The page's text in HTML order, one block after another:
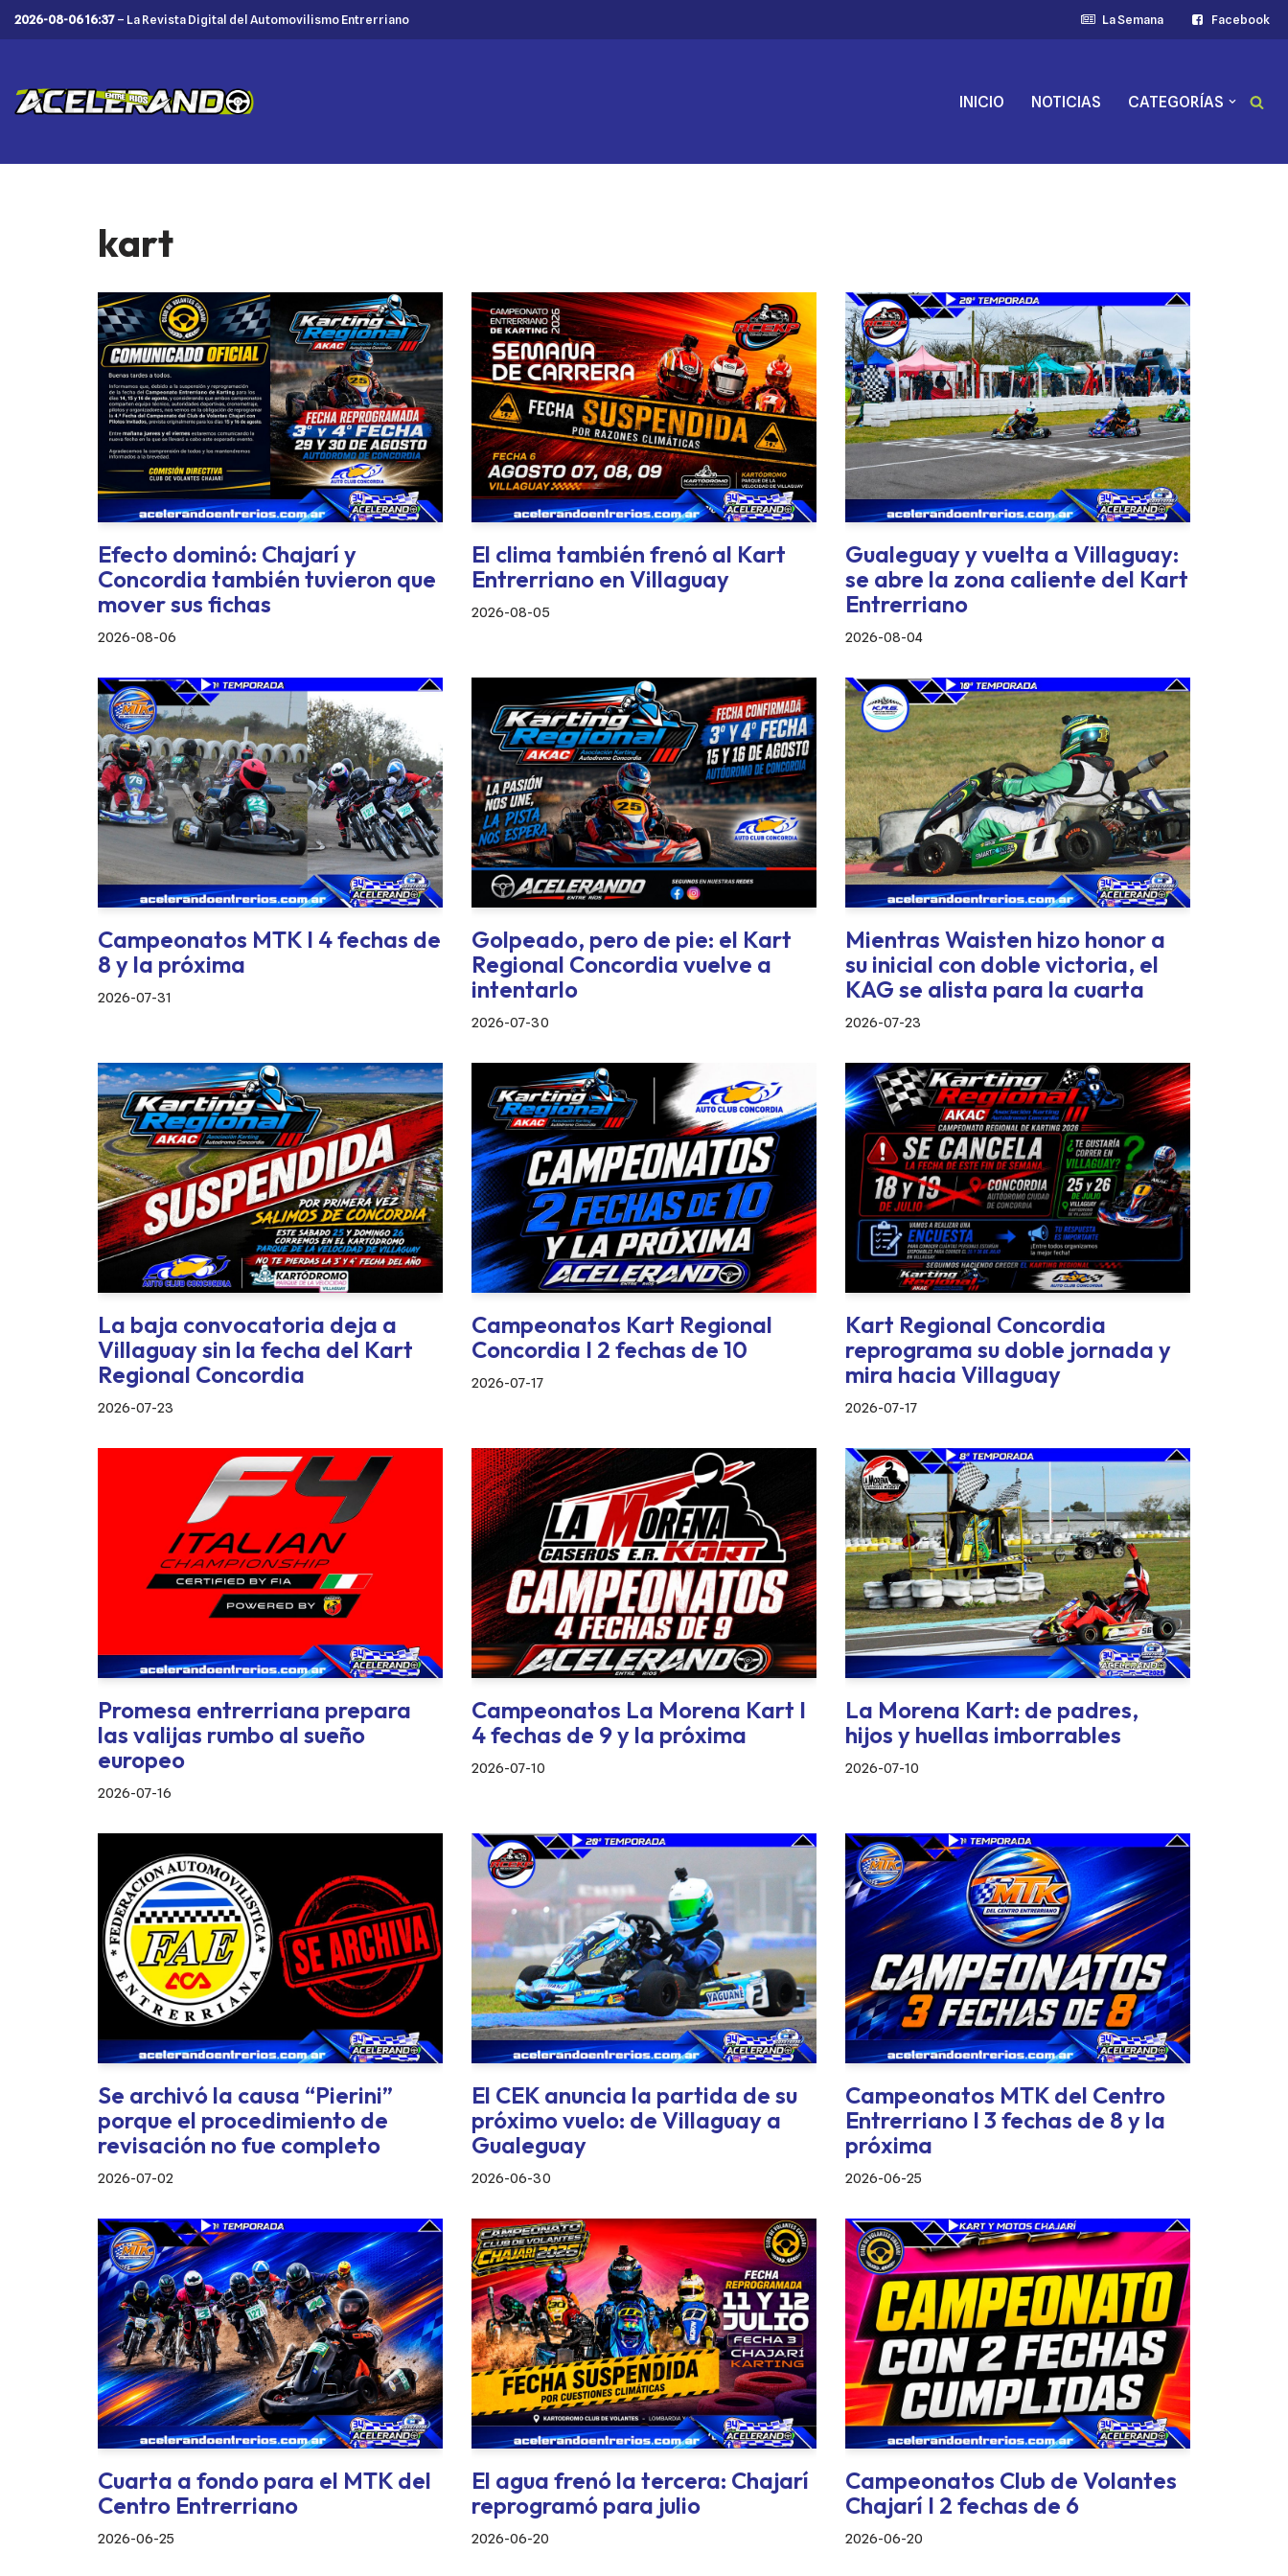
contenido
2026-08-06 16:37 – La Revista Digital del Automovilismo Entrerriano La Semana Facebook
INICIO NOTICIAS CATEGORÍAS
kart
Efecto dominó: Chajarí y
Concordia también tuvieron que
mover sus fichas
2026-08-06
El clima también frenó al Kart
Entrerriano en Villaguay
2026-08-05
Gualeguay y vuelta a Villaguay:
se abre la zona caliente del Kart
Entrerriano
2026-08-04
Campeonatos MTK I 4 fechas de
8 y la próxima
2026-07-31
Golpeado, pero de pie: el Kart
Regional Concordia vuelve a
intentarlo
2026-07-30
Mientras Waisten hizo honor a
su inicial con doble victoria, el
KAG se alista para la cuarta
2026-07-23
La baja convocatoria deja a
Villaguay sin la fecha del Kart
Regional Concordia
2026-07-23
Campeonatos Kart Regional
Concordia I 2 fechas de 10
2026-07-17
Kart Regional Concordia
reprograma su doble jornada y
mira hacia Villaguay
2026-07-17
Promesa entrerriana prepara
las valijas rumbo al sueño
europeo
2026-07-16
Campeonatos La Morena Kart I
4 fechas de 9 y la próxima
2026-07-10
La Morena Kart: de padres,
hijos y huellas imborrables
2026-07-10
Se archivó la causa “Pierini”
porque el procedimiento de
revisación no fue completo
2026-07-02
El CEK anuncia la partida de su
próximo vuelo: de Villaguay a
Gualeguay
2026-06-30
Campeonatos MTK del Centro
Entrerriano I 3 fechas de 8 y la
próxima
2026-06-25
Cuarta a fondo para el MTK del
Centro Entrerriano
2026-06-25
El agua frenó la tercera: Chajarí
reprogramó para julio
2026-06-20
Campeonatos Club de Volantes
Chajarí I 2 fechas de 6
2026-06-20